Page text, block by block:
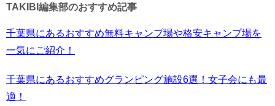
TAKIBI編集部のおすすめ記事
千葉県にあるおすすめ無料キャンプ場や格安キャンプ場を
一気にご紹介！
千葉県にあるおすすめグランピング施設6選！女子会にも最
適！